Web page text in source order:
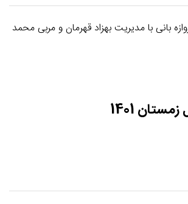
بانی با مدیریت بهزاد قهرمان و مربی محمد